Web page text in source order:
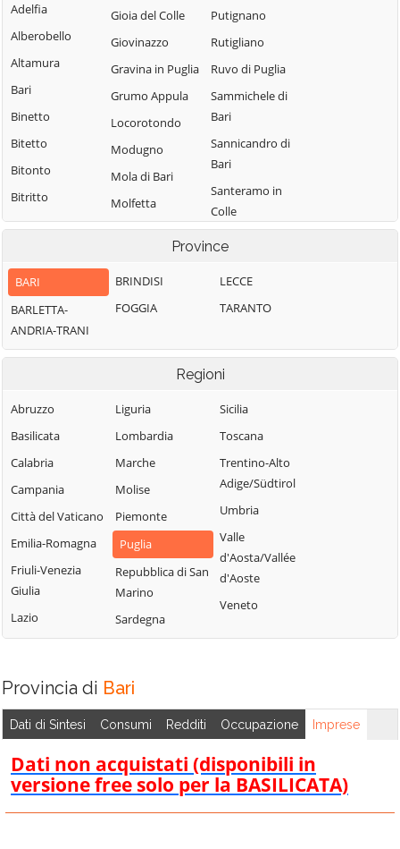
Adelfia
Alberobello
Altamura
Bari
Binetto
Bitetto
Bitonto
Bitritto
Capurso
Cassano delle
Murge
Castellana Grotte
Cellamare
Gioia del Colle
Giovinazzo
Gravina in Puglia
Grumo Appula
Locorotondo
Modugno
Mola di Bari
Molfetta
Monopoli
Noicattaro
Palo del Colle
Putignano
Rutigliano
Ruvo di Puglia
Sammichele di
Bari
Sannicandro di
Bari
Santeramo in
Colle
Province
BARI
BARLETTA-
ANDRIA-TRANI
BRINDISI
FOGGIA
LECCE
TARANTO
Regioni
Abruzzo
Basilicata
Calabria
Campania
Città del Vaticano
Emilia-Romagna
Friuli-Venezia
Giulia
Lazio
Liguria
Lombardia
Marche
Molise
Piemonte
Puglia
Repubblica di San
Marino
Sardegna
Sicilia
Toscana
Trentino-Alto
Adige/Südtirol
Umbria
Valle
d'Aosta/Vallée
d'Aoste
Veneto
Provincia di Bari
Dati di Sintesi Consumi Redditi Occupazione Imprese
Dati non acquistati (disponibili in
versione free solo per la BASILICATA)